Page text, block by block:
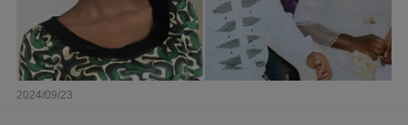
2024/09/23